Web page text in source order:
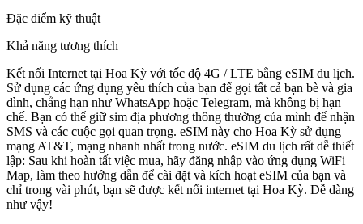
Đặc điểm kỹ thuật
Khả năng tương thích
Kết nối Internet tại Hoa Kỳ với tốc độ 4G / LTE bằng eSIM du lịch.
Sử dụng các ứng dụng yêu thích của bạn để gọi tất cả bạn bè và gia
đình, chẳng hạn như WhatsApp hoặc Telegram, mà không bị hạn
chế. Bạn có thể giữ sim địa phương thông thường của mình để nhận
SMS và các cuộc gọi quan trọng. eSIM này cho Hoa Kỳ sử dụng
mạng AT&T, mạng nhanh nhất trong nước. eSIM du lịch rất dễ thiết
lập: Sau khi hoàn tất việc mua, hãy đăng nhập vào ứng dụng WiFi
Map, làm theo hướng dẫn để cài đặt và kích hoạt eSIM của bạn và
chỉ trong vài phút, bạn sẽ được kết nối internet tại Hoa Kỳ. Dễ dàng
như vậy!